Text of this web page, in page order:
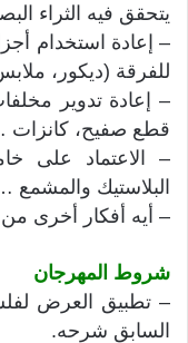
يتحقق فيه الثراء
– إعادة استخدام
للفرقة (ديكور،
– إعادة تدوير
قطع صفيح، كانزات
– الاعتماد على
البلاستيك والمشمع
– أيه أفكار أخرى
شروط المهرجان
– تطبيق العرض
السابق شرحه.